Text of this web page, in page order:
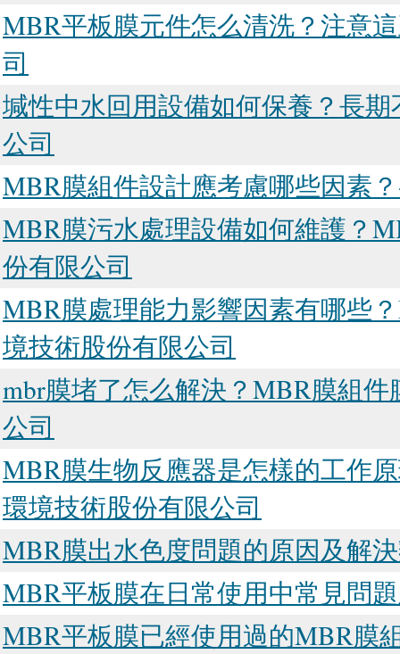
MBR平板膜元件怎么清洗？注意
司
堿性中水回用設備如何保養？長
公司
MBR膜組件設計應考慮哪些因素
MBR膜污水處理設備如何維護？
份有限公司
MBR膜處理能力影響因素有哪些
境技術股份有限公司
mbr膜堵了怎么解決？MBR膜組
公司
MBR膜生物反應器是怎樣的工作
環境技術股份有限公司
MBR膜出水色度問題的原因及解
MBR平板膜在日常使用中常見問
MBR平板膜已經使用過的MBR膜